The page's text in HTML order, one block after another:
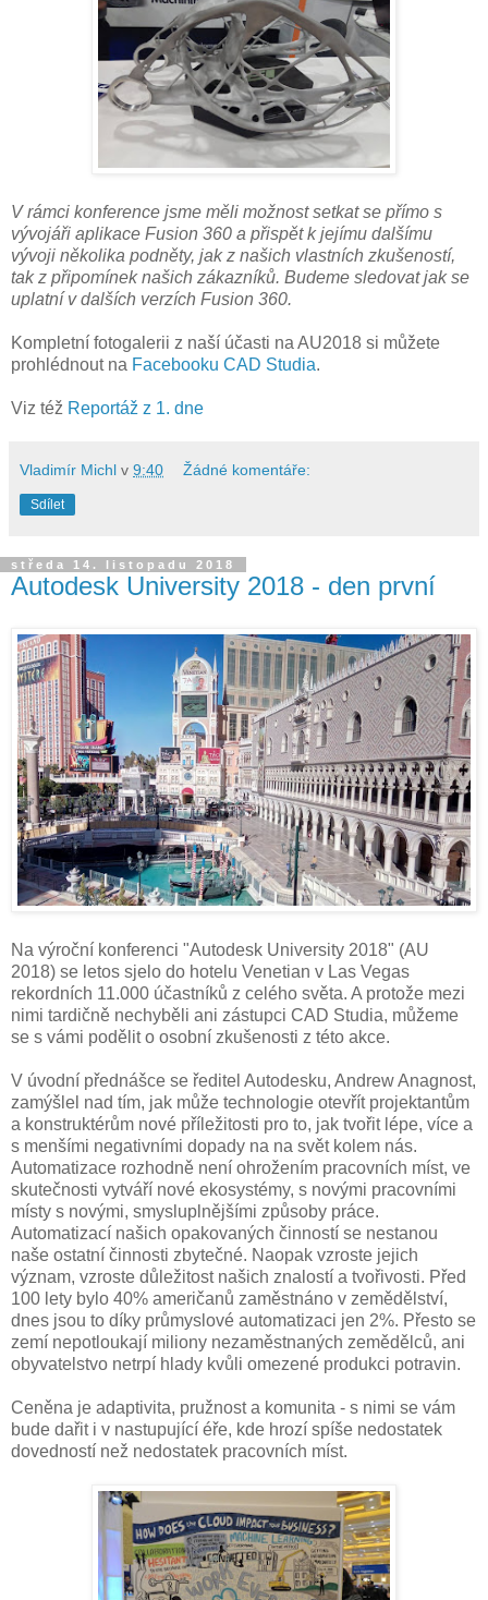
V rámci konference jsme měli možnost setkat se přímo s
vývojáři aplikace Fusion 360 a přispět k jejímu dalšímu
vývoji několika podněty, jak z našich vlastních zkušeností,
tak z připomínek našich zákazníků. Budeme sledovat jak se
uplatní v dalších verzích Fusion 360.
Kompletní fotogalerii z naší účasti na AU2018 si můžete
prohlédnout na Facebooku CAD Studia.
Viz též Reportáž z 1. dne
Vladimír Michl v 9:40 Žádné komentáře:
Sdílet
středa 14. listopadu 2018
Autodesk University 2018 - den první
Na výroční konferenci "Autodesk University 2018" (AU
2018) se letos sjelo do hotelu Venetian v Las Vegas
rekordních 11.000 účastníků z celého světa. A protože mezi
nimi tardičně nechyběli ani zástupci CAD Studia, můžeme
se s vámi podělit o osobní zkušenosti z této akce.
V úvodní přednášce se ředitel Autodesku, Andrew Anagnost,
zamýšlel nad tím, jak může technologie otevřít projektantům
a konstruktérům nové příležitosti pro to, jak tvořit lépe, více a
s menšími negativními dopady na na svět kolem nás.
Automatizace rozhodně není ohrožením pracovních míst, ve
skutečnosti vytváří nové ekosystémy, s novými pracovními
místy s novými, smysluplnějšími způsoby práce.
Automatizací našich opakovaných činností se nestanou
naše ostatní činnosti zbytečné. Naopak vzroste jejich
význam, vzroste důležitost našich znalostí a tvořivosti. Před
100 lety bylo 40% američanů zaměstnáno v zemědělství,
dnes jsou to díky průmyslové automatizaci jen 2%. Přesto se
zemí nepotloukají miliony nezaměstnaných zemědělců, ani
obyvatelstvo netrpí hlady kvůli omezené produkci potravin.
Ceněna je adaptivita, pružnost a komunita - s nimi se vám
bude dařit i v nastupující éře, kde hrozí spíše nedostatek
dovedností než nedostatek pracovních míst.